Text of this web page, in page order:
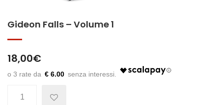
Gideon Falls – Volume 1
18,00€
€ 6.00